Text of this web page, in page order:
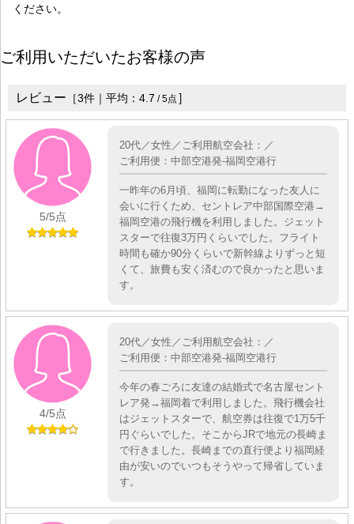
ください。
ご利用いただいたお客様の声
レビュー ［3件｜平均： 4.7 /5点 ］
5/5点
20代／女性／ご利用航空会社：／
ご利用便：中部空港発-福岡空港行
一昨年の6月頃、福岡に転勤になった友人に
会いに行くため、セントレア中部国際空港→
福岡空港の飛行機を利用しました。ジェット
スターで往復3万円くらいでした。フライト
時間も確か90分くらいで新幹線よりずっと短
くて、旅費も安く済むので良かったと思いま
す。
4/5点
20代／女性／ご利用航空会社：／
ご利用便：中部空港発-福岡空港行
今年の春ごろに友達の結婚式で名古屋セント
レア発→福岡着で利用しました。飛行機会社
はジェットスターで、航空券は往復で1万5千
円ぐらいでした。そこからJRで地元の長崎ま
で行きました。長崎までの直行便より福岡経
由が安いのでいつもそうやって帰省していま
す。